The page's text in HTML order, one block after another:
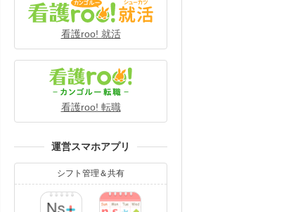
看護roo! 就活
看護roo! 転職
運営スマホアプリ
シフト管理＆共有